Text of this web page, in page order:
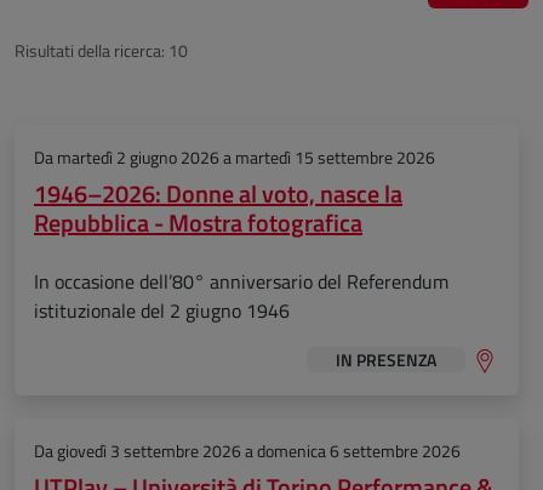
Risultati della ricerca: 10
Damartedì 2 giugno 2026amartedì 15 settembre 2026
1946–2026: Donne al voto, nasce la
Repubblica - Mostra fotografica
In occasione dell’80° anniversario del Referendum
istituzionale del 2 giugno 1946
IN PRESENZA
Dagiovedì 3 settembre 2026adomenica 6 settembre 2026